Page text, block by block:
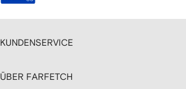
KUNDENSERVICE
ÜBER FARFETCH